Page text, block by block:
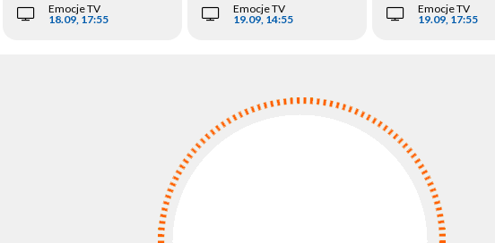
Emocje TV
18.09, 17:55
Emocje TV
19.09, 14:55
Emocje TV
19.09, 17:55